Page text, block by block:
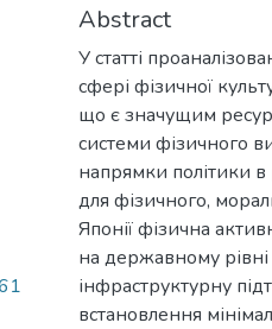
Abstract
У статті
сфері фізичної
що є значущим
системи фізичного
напрямки політики
для фізичного,
Японії фізична
на державному
інфраструктурну
встановлення